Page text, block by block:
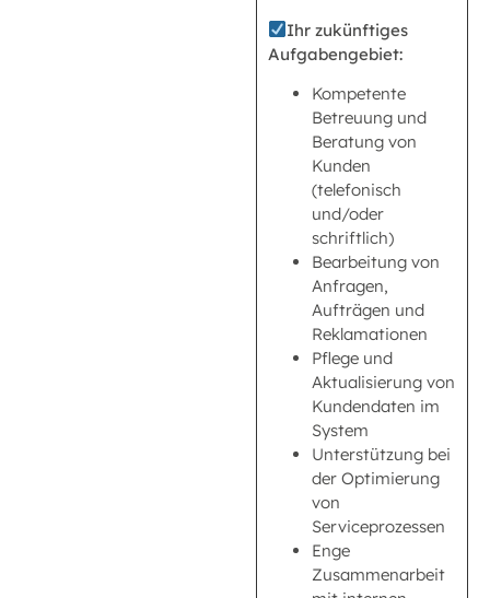
Ihr zukünftiges
Aufgabengebiet:
Kompetente
Betreuung und
Beratung von
Kunden
(telefonisch
und/oder
schriftlich)
Bearbeitung von
Anfragen,
Aufträgen und
Reklamationen
Pflege und
Aktualisierung von
Kundendaten im
System
Unterstützung bei
der Optimierung
von
Serviceprozessen
Enge
Zusammenarbeit